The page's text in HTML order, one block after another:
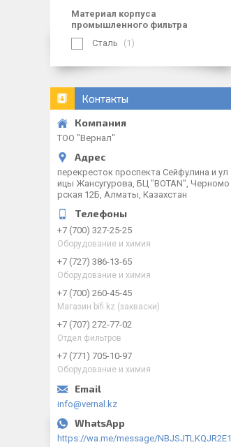
Материал корпуса
промышленного фильтра
Сталь
1
Контакты
ТОО "Вернал"
перекресток проспекта Сейфулина и ул
ицы Жансугурова, БЦ "BOTAN", Черномо
рская 12Б, Алматы, Казахстан
+7 (700) 327-25-25
Оборудование и химия
+7 (727) 386-13-65
Оборудование и химия
+7 (700) 260-45-45
Магазин bifi.kz (закваски)
+7 (707) 272-77-02
Отдел фильтров
+7 (771) 705-10-97
Оборудование и химия
info@vernal.kz
https://wa.me/message/NBJSJTLKQJR2E1